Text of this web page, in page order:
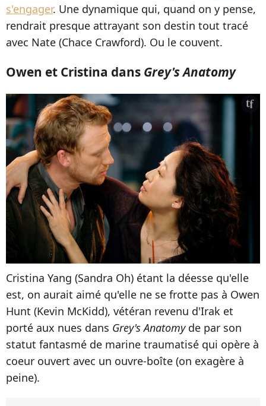
s'engager. Une dynamique qui, quand on y pense,
rendrait presque attrayant son destin tout tracé
avec Nate (Chace Crawford). Ou le couvent.
Owen et Cristina dans Grey's Anatomy
Cristina Yang (Sandra Oh) étant la déesse qu'elle
est, on aurait aimé qu'elle ne se frotte pas à Owen
Hunt (Kevin McKidd), vétéran revenu d'Irak et
porté aux nues dans Grey's Anatomyde par son
statut fantasmé de marine traumatisé qui opère à
coeur ouvert avec un ouvre-boîte (on exagère à
peine).